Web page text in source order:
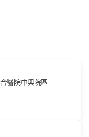
醫院中興院區